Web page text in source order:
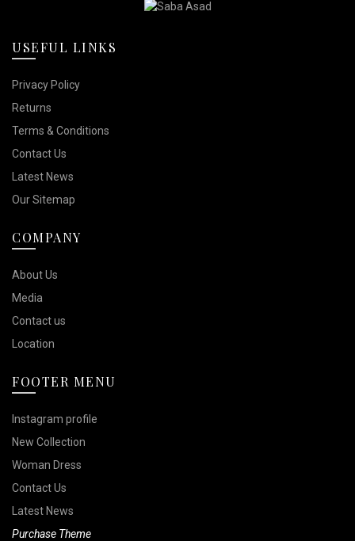
USEFUL LINKS
Privacy Policy
Returns
Terms & Conditions
Contact Us
Latest News
Our Sitemap
COMPANY
About Us
Media
Contact us
Location
FOOTER MENU
Instagram profile
New Collection
Woman Dress
Contact Us
Latest News
Purchase Theme